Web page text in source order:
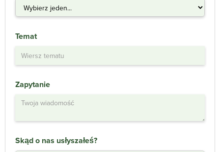
Temat
Zapytanie
Skąd o nas usłyszałeś?